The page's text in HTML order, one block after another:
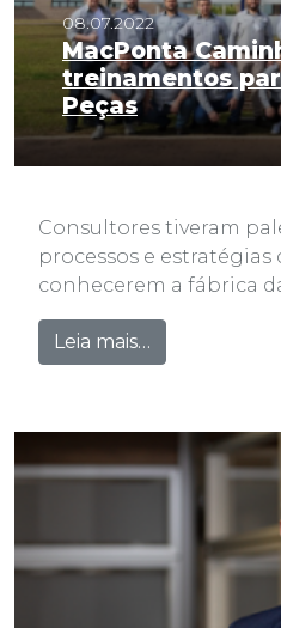
08.07.2022
MacPonta
treinamentos
Peças
Consultores tiveram
processos e estratégias
conhecerem a fábrica
Leia mais…